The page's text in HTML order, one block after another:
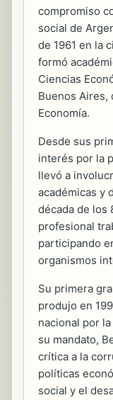
compromiso
social de
de 1961 en la
formó
Ciencias
Buenos Aires,
Economía.
Desde sus
interés por la
llevó a
académicas y
década de los
profesional
participando
organismos
Su primera
produjo en
nacional por
su mandato,
crítica a la
políticas
social y el